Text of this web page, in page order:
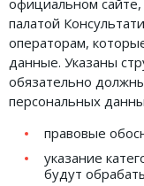
официальном
палатой
операторам,
данные. Указаны
обязательно
персональных
правовые
указание
будут
Гражданское
Документы и
Жилищное право
Законы, кодексы и
Защита прав
Земельное право